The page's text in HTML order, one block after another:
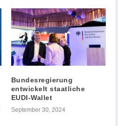
Bundesregierung
entwickelt staatliche
EUDI-Wallet
September 30, 2024